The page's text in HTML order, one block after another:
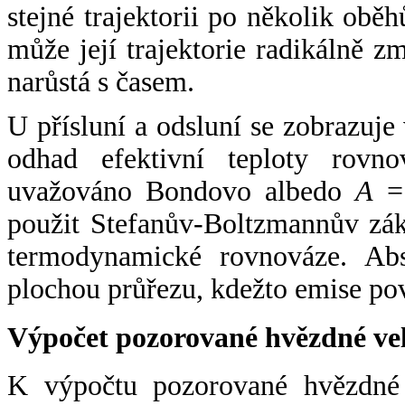
stejné trajektorii po několik
může její trajektorie radikálně
narůstá s časem.
U přísluní a odsluní se
odhad efektivní teploty
uvažováno Bondovo albedoA
použit Stefanův-Boltzmannův
termodynamické rovnováze.
plochou průřezu, kdežto emise
Výpočet pozorované hvězdné
K výpočtu pozorované